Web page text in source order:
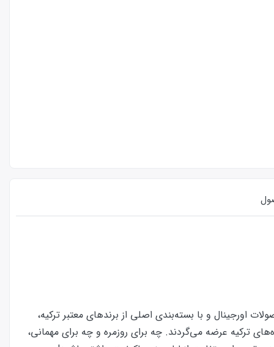
اورجینال و با بسته‌بندی اصلی از برندهای معتبر ترکیه،
ترکیه عرضه می‌گردند. چه برای روزمره و چه برای مهمانی،